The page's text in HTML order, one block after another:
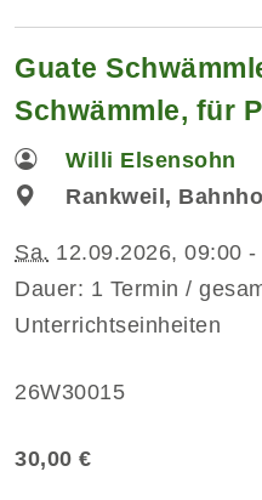
Guate
Schwämmle, für
Willi Elsensohn
Rankweil,
Sa. 12.09.2026, 09:00
Dauer: 1 Termin /
Unterrichtseinheiten
26W30015
30,00 €